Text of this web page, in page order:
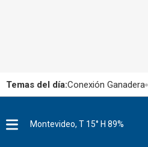
Temas del día:Conexión Ganadera
Montevideo, T 15° H 89%